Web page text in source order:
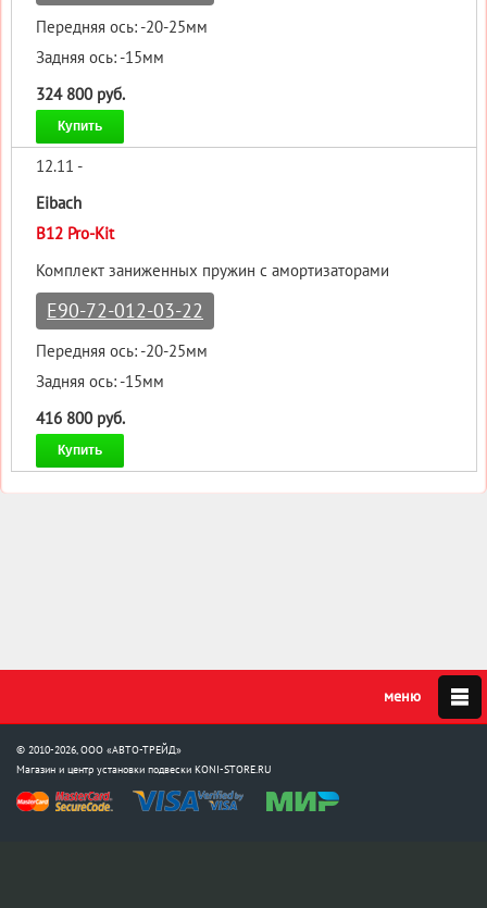
Передняя ось: -20-25мм
Задняя ось: -15мм
324 800 руб.
Купить
12.11 -
Eibach
B12 Pro-Kit
Комплект заниженных пружин с амортизаторами
E90-72-012-03-22
Передняя ось: -20-25мм
Задняя ось: -15мм
416 800 руб.
Купить
© 2010-2026, ООО «АВТО-ТРЕЙД»
Магазин и центр установки подвески KONI-STORE.RU